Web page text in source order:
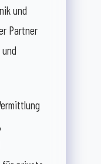
und
Partner